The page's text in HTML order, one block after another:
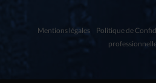
Mentions légales Politique de